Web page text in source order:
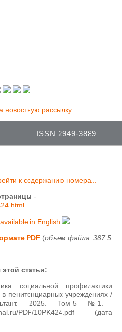
новостную рассылку
ISSN 2949-3889
к содержанию номера...
-
in English
PDF (объем файла: 387.5
статьи:
социальной профилактики
в пенитенциарных учреждениях /
— 2025. — Том 5 — № 1. —
PDF/10PK424.pdf (дата